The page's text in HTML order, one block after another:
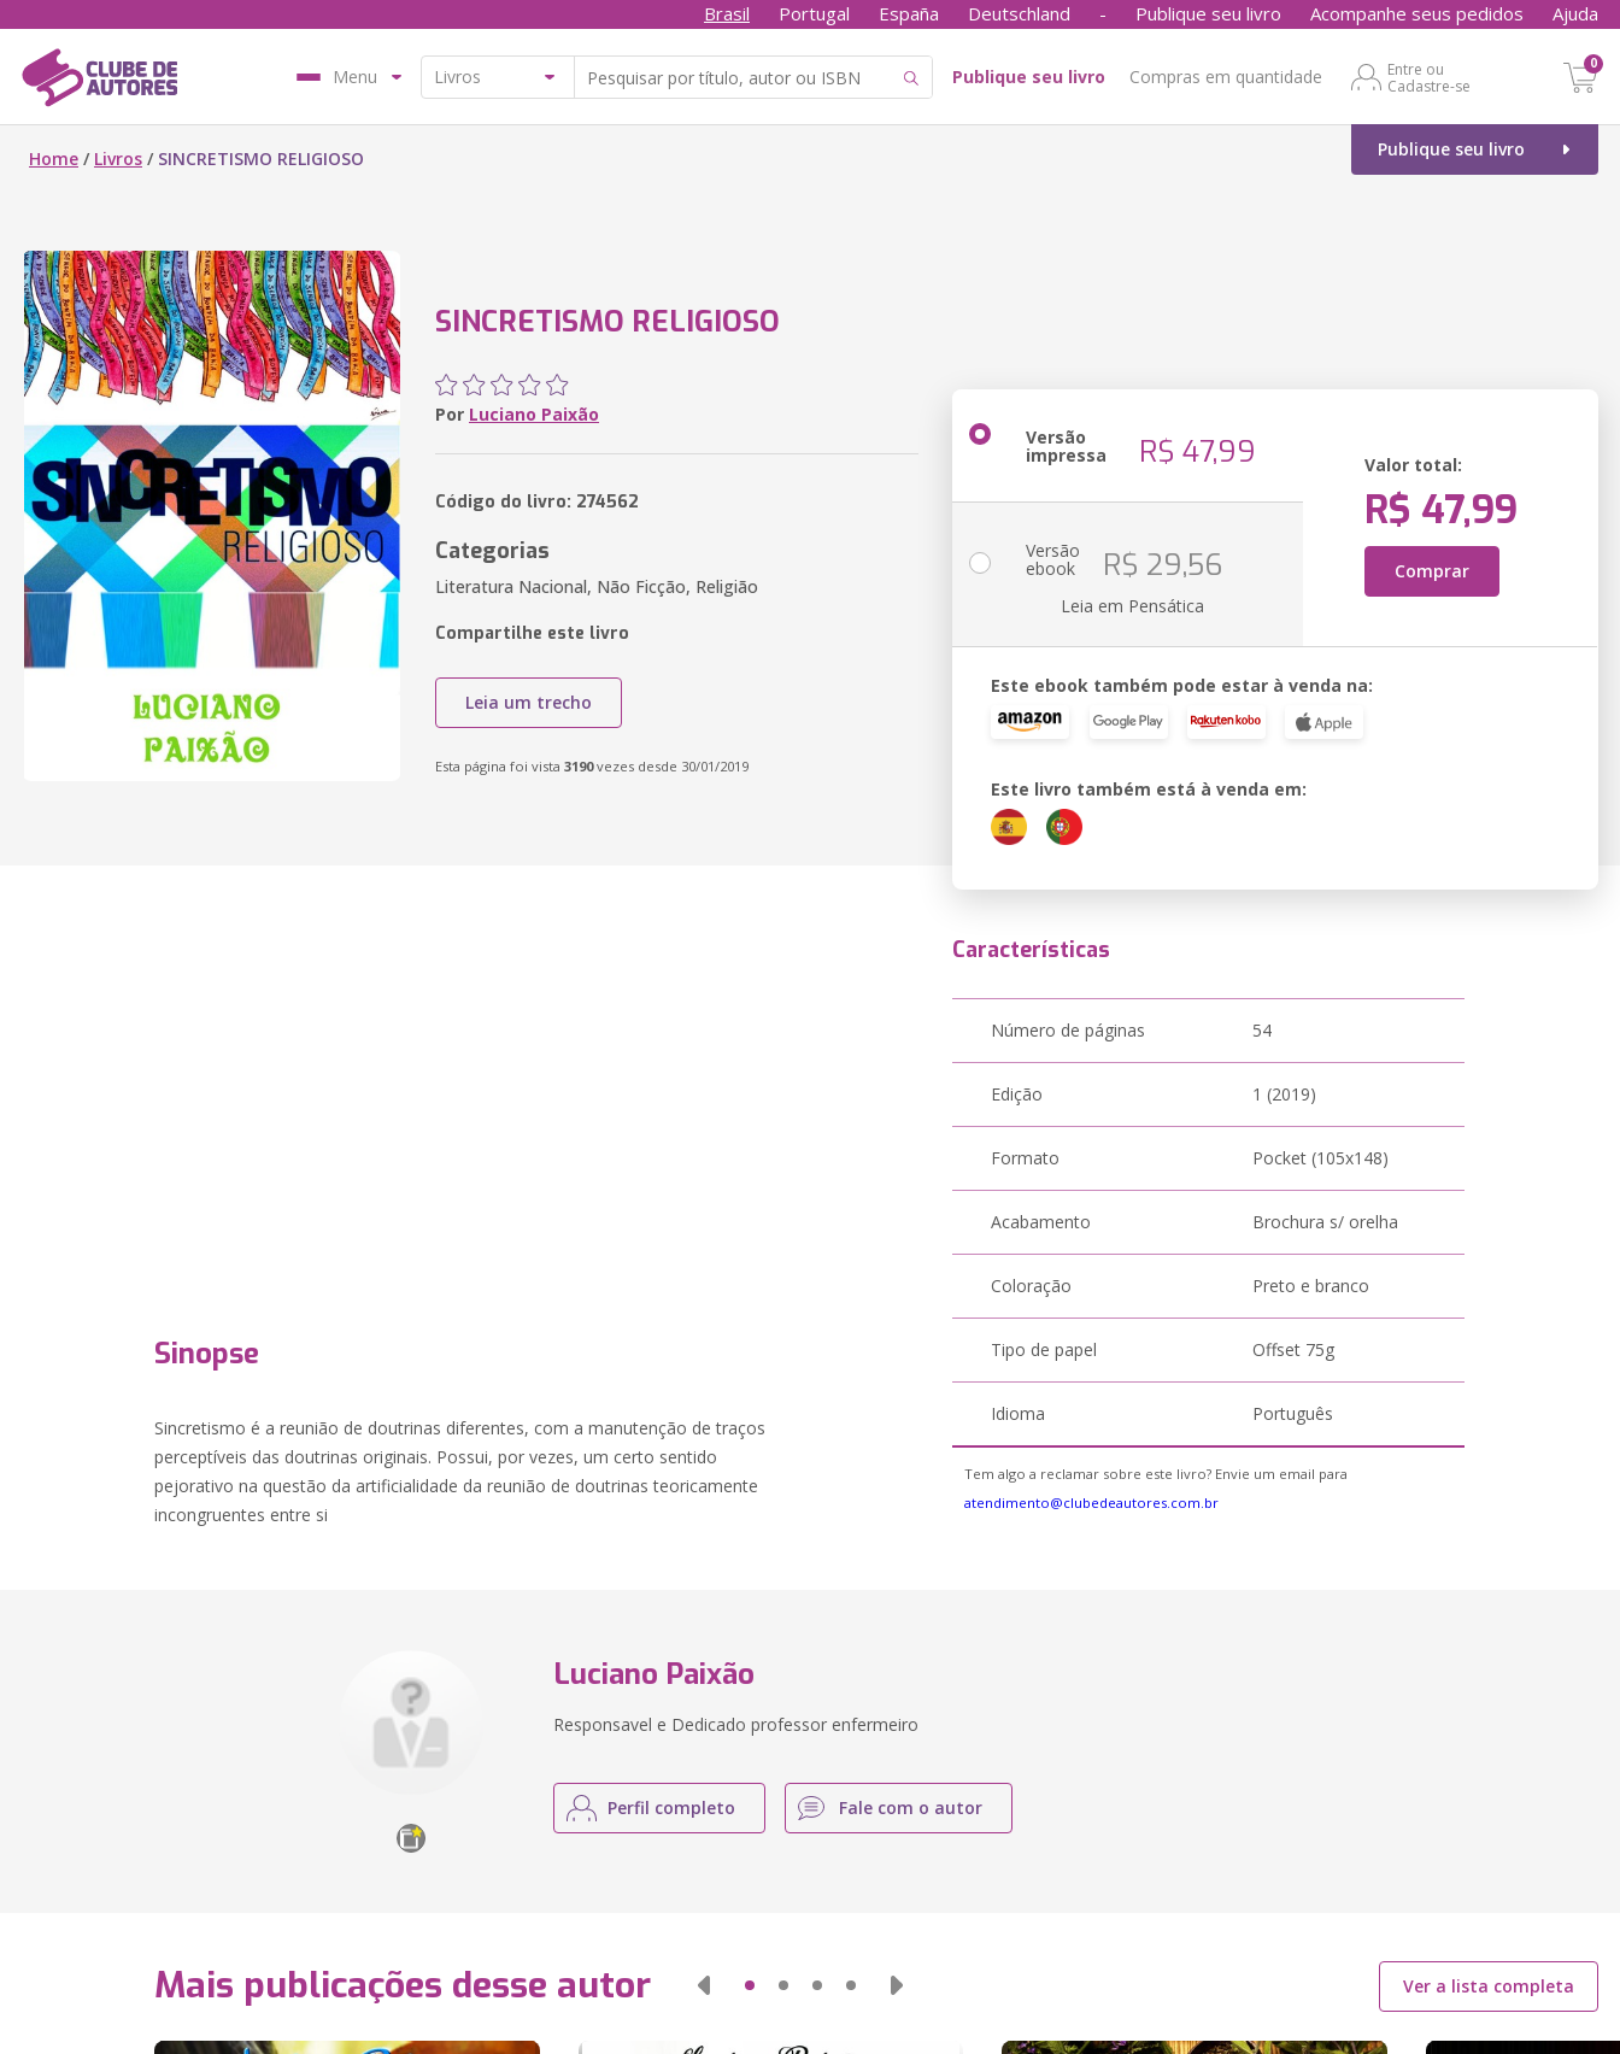
Brasil Portugal España Deutschland - Publique seu livro Acompanhe seus pedidos Ajuda
Menu Publique seu livro Compras em quantidade
Entre ou
Cadastre-se
0
Publique seu livro
Home / Livros / SINCRETISMO RELIGIOSO
SINCRETISMO RELIGIOSO
Por Luciano Paixão
Código do livro: 274562
Categorias
Literatura Nacional, Não Ficção, Religião
Compartilhe este livro
Leia um trecho
Esta página foi vista 3190vezes desde 30/01/2019
Versão
impressa R$ 47,99 Valor total:
R$ 47,99
Comprar
Versão
ebook R$ 29,56
Leia em Pensática
Este ebook também pode estar à venda na:
Este livro também está à venda em:
Sinopse
Sincretismo é a reunião de doutrinas diferentes, com a manutenção de traços
perceptíveis das doutrinas originais. Possui, por vezes, um certo sentido
pejorativo na questão da artificialidade da reunião de doutrinas teoricamente
incongruentes entre si
Características
Número de páginas 54
Edição 1 (2019)
Formato Pocket (105x148)
Acabamento Brochura s/ orelha
Coloração Preto e branco
Tipo de papel Offset 75g
Idioma Português
Tem algo a reclamar sobre este livro? Envie um email para
atendimento@clubedeautores.com.br
Luciano Paixão
Responsavel e Dedicado professor enfermeiro
Perfil completo Fale com o autor
Mais publicações desse autor Ver a lista completa